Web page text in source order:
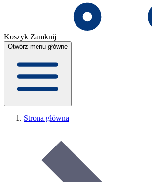
Koszyk Zamknij
Otwórz menu główne
Strona główna